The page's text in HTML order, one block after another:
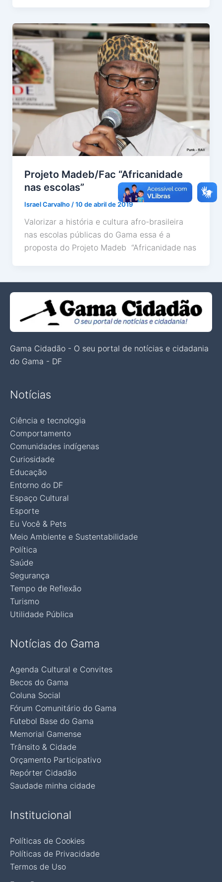
Projeto Madeb/Fac “Africanidade
nas escolas”
Israel Carvalho /10 de abril de 2019
Valorizar a história e cultura afro-brasileira
nas escolas públicas do Gama essa é a
proposta do Projeto Madeb “Africanidade nas
Gama Cidadão - O seu portal de notícias e cidadania
do Gama - DF
Notícias
Ciência e tecnologia
Comportamento
Comunidades indígenas
Curiosidade
Educação
Entorno do DF
Espaço Cultural
Esporte
Eu Você & Pets
Meio Ambiente e Sustentabilidade
Política
Saúde
Segurança
Tempo de Reflexão
Turismo
Utilidade Pública
Notícias do Gama
Agenda Cultural e Convites
Becos do Gama
Coluna Social
Fórum Comunitário do Gama
Futebol Base do Gama
Memorial Gamense
Trânsito & Cidade
Orçamento Participativo
Repórter Cidadão
Saudade minha cidade
Institucional
Políticas de Cookies
Políticas de Privacidade
Termos de Uso